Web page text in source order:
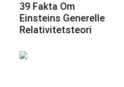
39 Fakta Om
Einsteins Generelle
Relativitetsteori